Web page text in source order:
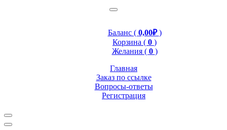
Баланс ( 0,00₽)
Корзина ( 0 )
Желания ( 0 )
Главная
Заказ по ссылке
Вопросы-ответы
Регистрация